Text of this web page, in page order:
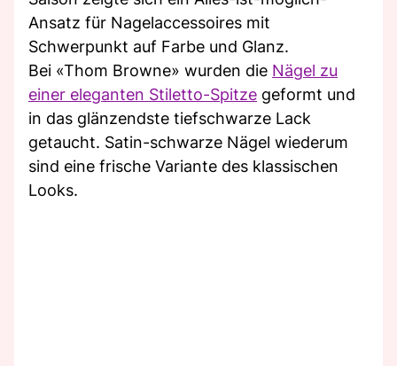
Ansatz für Nagelaccessoires mit
Schwerpunkt auf Farbe und Glanz.
Bei «Thom Browne» wurden die Nägel zu
einer eleganten Stiletto-Spitze geformt und
in das glänzendste tiefschwarze Lack
getaucht. Satin-schwarze Nägel wiederum
sind eine frische Variante des klassischen
Looks.